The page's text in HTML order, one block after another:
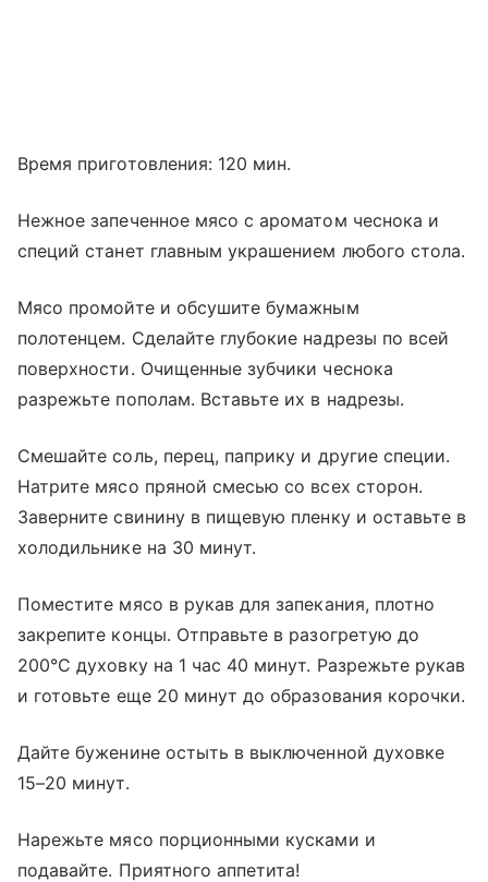
Время приготовления: 120 мин.
Нежное запеченное мясо с ароматом чеснока и
специй станет главным украшением любого стола.
Мясо промойте и обсушите бумажным
полотенцем. Сделайте глубокие надрезы по всей
поверхности. Очищенные зубчики чеснока
разрежьте пополам. Вставьте их в надрезы.
Смешайте соль, перец, паприку и другие специи.
Натрите мясо пряной смесью со всех сторон.
Заверните свинину в пищевую пленку и оставьте в
холодильнике на 30 минут.
Поместите мясо в рукав для запекания, плотно
закрепите концы. Отправьте в разогретую до
200°C духовку на 1 час 40 минут. Разрежьте рукав
и готовьте еще 20 минут до образования корочки.
Дайте буженине остыть в выключенной духовке
15–20 минут.
Нарежьте мясо порционными кусками и
подавайте. Приятного аппетита!